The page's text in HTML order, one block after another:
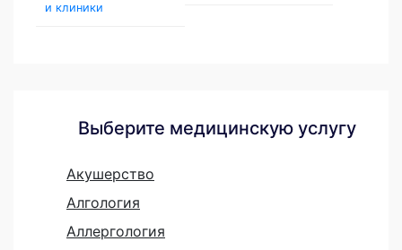
и клиники
Выберите медицинскую услугу
Акушерство
Алгология
Аллергология